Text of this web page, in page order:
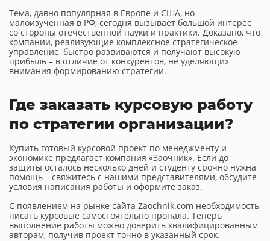
Тема, давно популярная в Европе и США, но
малоизученная в РФ, сегодня вызывает большой интерес
со стороны отечественной науки и практики. Доказано, что
компании, реализующие комплексное стратегическое
управление, быстро развиваются и получают высокую
прибыль – в отличие от конкурентов, не уделяющих
внимания формированию стратегии.
Где заказать курсовую работу
по стратегии организации?
Купить готовый курсовой проект по менеджменту и
экономике предлагает компания «Заочник». Если до
защиты осталось несколько дней и студенту срочно нужна
помощь – свяжитесь с нашими представителями, обсудите
условия написания работы и оформите заказ.
С появлением на рынке сайта Zaochnik.com необходимость
писать курсовые самостоятельно пропала. Теперь
выполнение работы можно доверить квалифицированным
авторам, получив проект точно в указанный срок.